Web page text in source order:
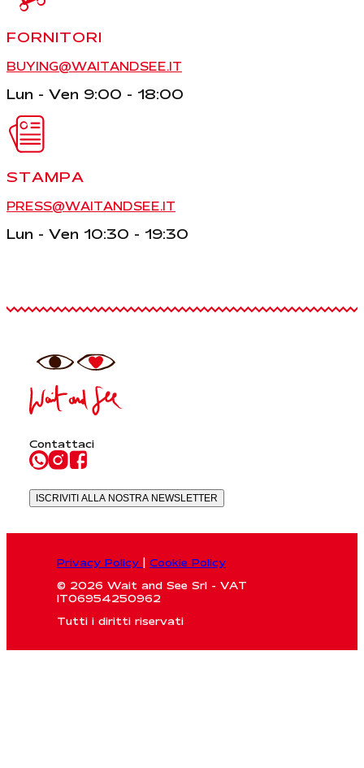
FORNITORI
BUYING@WAITANDSEE.IT
Lun - Ven 9:00 - 18:00
STAMPA
PRESS@WAITANDSEE.IT
Lun - Ven 10:30 - 19:30
Contattaci
ISCRIVITI ALLA NOSTRA NEWSLETTER
Privacy Policy
Cookie Policy
© 2026 Wait and See Srl - VAT
IT06954250962
Tutti i diritti riservati